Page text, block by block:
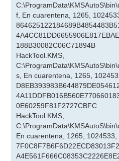
f, En cuarentena, 1265,
188B30082C06C71894B
HackTool.KMS,
s, En cuarentena, 1265,
0E60259F81F2727CBFC
HackTool.KMS,
En cuarentena, 1265, 1024533,